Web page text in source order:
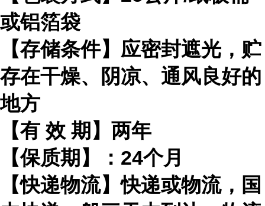
或铝箔袋
【存储条件】应密封遮光，贮
存在干燥、阴凉、通风良好的
地方
【有 效 期】两年
【保质期】： 24个月
【快递物流】快递或物流，国